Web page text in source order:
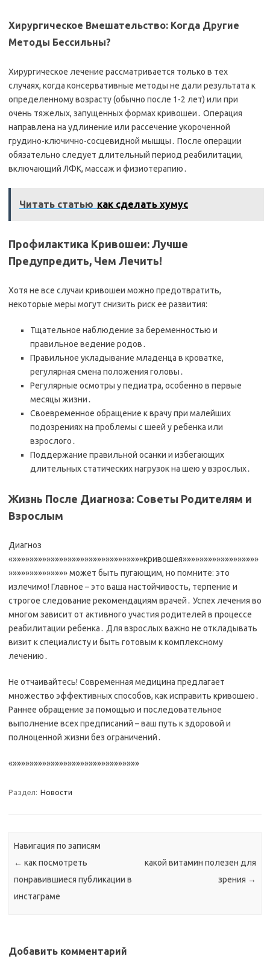
Хирургическое Вмешательство: Когда Другие
Методы Бессильны?
Хирургическое лечение рассматривается только в тех
случаях, когда консервативные методы не дали результата к
определенному возрасту (обычно после 1-2 лет) или при
очень тяжелых, запущенных формах кривошеи․ Операция
направлена на удлинение или рассечение укороченной
грудино-ключично-сосцевидной мышцы․ После операции
обязательно следует длительный период реабилитации,
включающий ЛФК, массаж и физиотерапию․
Читать статью как сделать хумус
Профилактика Кривошеи: Лучше
Предупредить, Чем Лечить!
Хотя не все случаи кривошеи можно предотвратить,
некоторые меры могут снизить риск ее развития:
Тщательное наблюдение за беременностью и
правильное ведение родов․
Правильное укладывание младенца в кроватке,
регулярная смена положения головы․
Регулярные осмотры у педиатра, особенно в первые
месяцы жизни․
Своевременное обращение к врачу при малейших
подозрениях на проблемы с шеей у ребенка или
взрослого․
Поддержание правильной осанки и избегающих
длительных статических нагрузок на шею у взрослых․
Жизнь После Диагноза: Советы Родителям и
Взрослым
Диагноз
«»»»»»»»»»»»»»»»»»»»»»»»»»»»»»»»кривошея»»»»»»»»»»»»»»»»»»
»»»»»»»»»»»»»» может быть пугающим, но помните: это
излечимо! Главное – это ваша настойчивость, терпение и
строгое следование рекомендациям врачей․ Успех лечения во
многом зависит от активного участия родителей в процессе
реабилитации ребенка․ Для взрослых важно не откладывать
визит к специалисту и быть готовым к комплексному
лечению․
Не отчаивайтесь! Современная медицина предлагает
множество эффективных способов, как исправить кривошею․
Раннее обращение за помощью и последовательное
выполнение всех предписаний – ваш путь к здоровой и
полноценной жизни без ограничений․
«»»»»»»»»»»»»»»»»»»»»»»»»»»»»»»
Раздел: Новости
Навигация по записям
← как посмотреть
понравившиеся публикации в
инстаграме
какой витамин полезен для
зрения →
Добавить комментарий